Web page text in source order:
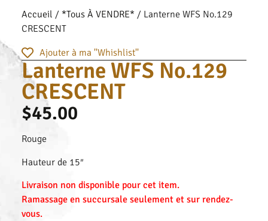
Accueil / *Tous À VENDRE* / Lanterne WFS No.129
CRESCENT
Ajouter à ma ''Whishlist''
Lanterne WFS No.129
CRESCENT
$45.00
Rouge
Hauteur de 15″
Livraison non disponible pour cet item.
Ramassage en succursale seulement et sur rendez-
vous.